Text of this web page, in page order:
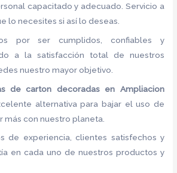
capacitado y adecuado. Servicio a
lo necesites si así lo deseas.
por ser cumplidos, confiables y
a la satisfacción total de nuestros
nuestro mayor objetivo.
de carton decoradas en Ampliacion
alternativa para bajar el uso de
más con nuestro planeta.
de experiencia, clientes satisfechos y
en cada uno de nuestros productos y